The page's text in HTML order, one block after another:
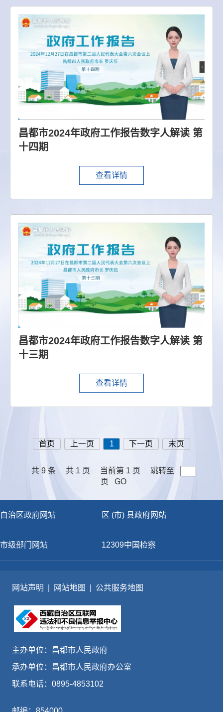
昌都市2024年政府工作报告数字人解读 第
十四期
查看详情
昌都市2024年政府工作报告数字人解读 第
十三期
查看详情
首页 上一页 1 下一页 末页
共 9 条 共 1 页 当前第 1 页
跳转至
页
GO
自治区政府网站 区 (市) 县政府网站
市级部门网站 12309中国检察
网站声明 网站地图 公共服务地图
主办单位：昌都市人民政府
承办单位：昌都市人民政府办公室
联系电话：0895-4853102